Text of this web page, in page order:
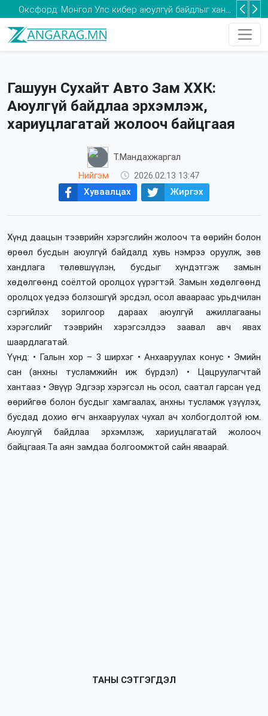
Оксфорд: Монгол Улс кибер аюулгүй байдлыг хангах хөрөнгө оруулалтыг нэмэгдүүлэх шаардлагатай
Гашуун Сухайт Авто Зам ХХК:
Аюулгүй байдлаа эрхэмлэж,
хариуцлагатай жолооч байцгаая
Т.Мандахжаргал
Нийгэм
2026.02.13 13:47
Хуваалцах
Жиргэх
Хүнд даацын тээврийн хэрэгслийн жолооч та өөрийн болон
өрөөл бусдын аюулгүй байдалд хувь нэмрээ оруулж, зөв
хандлага төлөвшүүлэн, бусдыг хүндэтгэж замын
хөдөлгөөнд соёлтой оролцох үүрэгтэй. Замын хөдөлгөөнд
оролцох үедээ болзошгүй эрсдэл, осол аваараас урьдчилан
сэргийлэх зорилгоор дараах аюулгүй ажиллагааны
хэрэгслийг тээврийн хэрэгсэлдээ заавал авч явах
шаардлагатай.
Үүнд: • Галын хор – 3 ширхэг • Анхааруулах конус • Эмийн
сан (анхны тусламжийн иж бүрдэл) • Цацруулагчтай
хантааз • Эвүүр Эдгээр хэрэгсэл нь осол, саатал гарсан үед
өөрийгөө болон бусдыг хамгаалах, анхны тусламж үзүүлэх,
бусдад дохио өгч анхааруулах чухал ач холбогдолтой юм.
Аюулгүй байдлаа эрхэмлэж, хариуцлагатай жолооч
байцгаая.Та аян замдаа болгоомжтой сайн яваарай.
ТАНЫ СЭТГЭГДЭЛ